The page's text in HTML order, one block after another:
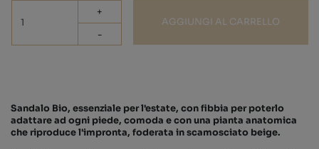
+
-
AGGIUNGI AL CARRELLO
Sandalo Bio, essenziale per l'estate, con fibbia per poterlo
adattare ad ogni piede, comoda e con una pianta anatomica
che riproduce l'impronta, foderata in scamosciato beige.